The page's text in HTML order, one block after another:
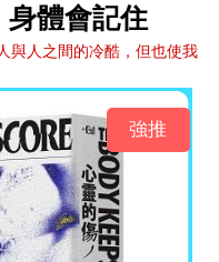
身體會記住
與人之間的冷酷，但也使我
強推